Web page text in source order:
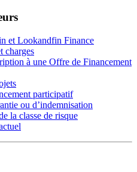
et Lookandfin Finance
charges
à une Offre de Financement
participatif
ou d’indemnisation
la classe de risque